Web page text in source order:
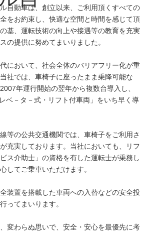
自動車は、創立以来、ご利用頂くすべての
をお約束し、快適な空間と時間を感じて頂
基、運転技術の向上や接遇等の教育を充実
の提供に努めてまいりました。
において、社会全体のバリアフリー化が重
社では、車椅子に座ったまま乗降可能な
年運行開始の翌年から複数台導入し、
ベ－タ－式・リフト付車両」をいち早く導
等の公共交通機関では、車椅子をご利用さ
充実しております。当社においても、リフ
ス介助士」の資格を有した運転士が乗務し
してご乗車いただけます。
装置を搭載した車両への入替などの安全投
ってまいります。
変わらぬ思いで、安全・安心を最優先に考